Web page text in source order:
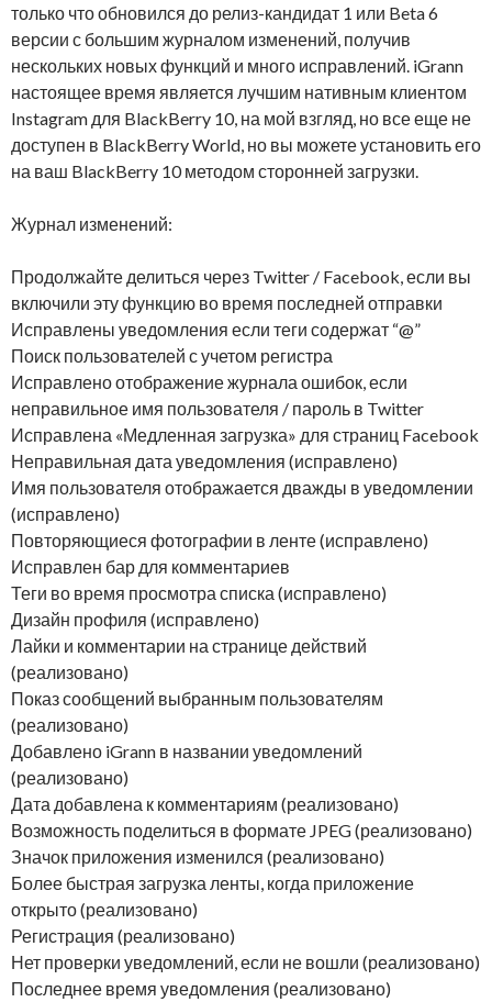
только что обновился до релиз-кандидат 1 или Beta 6
версии с большим журналом изменений, получив
нескольких новых функций и много исправлений. iGrann
настоящее время является лучшим нативным клиентом
Instagram для BlackBerry 10, на мой взгляд, но все еще не
доступен в BlackBerry World, но вы можете установить его
на ваш BlackBerry 10 методом сторонней загрузки.
Журнал изменений:
Продолжайте делиться через Twitter / Facebook, если вы
включили эту функцию во время последней отправки
Исправлены уведомления если теги содержат “@”
Поиск пользователей с учетом регистра
Исправлено отображение журнала ошибок, если
неправильное имя пользователя / пароль в Twitter
Исправлена «Медленная загрузка» для страниц Facebook
Неправильная дата уведомления (исправлено)
Имя пользователя отображается дважды в уведомлении
(исправлено)
Повторяющиеся фотографии в ленте (исправлено)
Исправлен бар для комментариев
Теги во время просмотра списка (исправлено)
Дизайн профиля (исправлено)
Лайки и комментарии на странице действий
(реализовано)
Показ сообщений выбранным пользователям
(реализовано)
Добавлено iGrann в названии уведомлений
(реализовано)
Дата добавлена к комментариям (реализовано)
Возможность поделиться в формате JPEG (реализовано)
Значок приложения изменился (реализовано)
Более быстрая загрузка ленты, когда приложение
открыто (реализовано)
Регистрация (реализовано)
Нет проверки уведомлений, если не вошли (реализовано)
Последнее время уведомления (реализовано)